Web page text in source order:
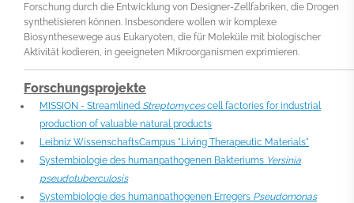
Forschung durch die Entwicklung von Designer-Zellfabriken, die Drogen
synthetisieren können. Insbesondere wollen wir komplexe
Biosynthesewege aus Eukaryoten, die für Moleküle mit biologischer
Aktivität kodieren, in geeigneten Mikroorganismen exprimieren.
Forschungsprojekte
MISSION - Streamlined Streptomycescell factories for industrial
production of valuable natural products
Leibniz WissenschaftsCampus "Living Therapeutic Materials"
Systembiologie des humanpathogenen Bakteriums Yersinia
pseudotuberculosis
Systembiologie des humanpathogenen Erregers Pseudomonas